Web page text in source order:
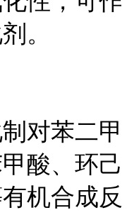
。
对苯二甲
酸、环己
机合成反